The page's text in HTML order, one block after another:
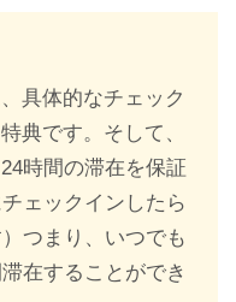
具体的なチェック
典です。そして、
時間の滞在を保証
ェックインしたら
つまり、いつでも
在することができ